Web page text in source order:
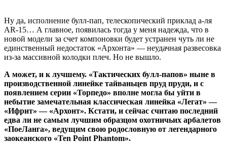
Ну да, исполнение булл-пап, телескопический приклад а-ля
AR-15… А главное, появилась тогда у меня надежда, что в
новой модели за счет компоновки будет устранен чуть ли не
единственный недостаток «Архонта» — неудачная развесовка
из-за массивной колодки плеч. Но не вышло.
А может, и к лучшему. «Тактических булл-папов» ныне в
производственной линейке тайваньцев пруд пруди, и с
появлением серии «Торпедо» вполне могла бы уйти в
небытие замечательная классическая линейка «Легат» —
«Ифрит» — «Архонт». Кстати, и сейчас считаю последний
едва ли не самым лучшим образцом охотничьих арбалетов
«ПоеЛанга», ведущим свою родословную от легендарного
заокеанского «Ten Point Phantom».